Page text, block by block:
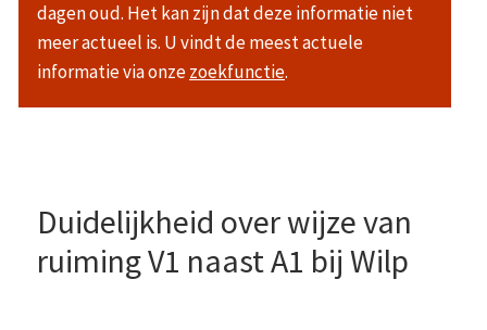
dagen oud. Het kan zijn dat deze informatie niet
meer actueel is. U vindt de meest actuele
informatie via onzezoekfunctie.
Duidelijkheid over wijze van
ruiming V1 naast A1 bij Wilp